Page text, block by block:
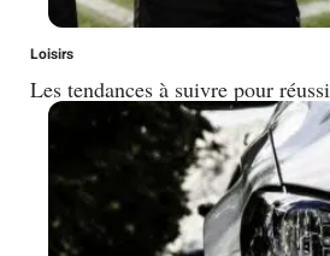
Loisirs
Les tendances à suivre pour